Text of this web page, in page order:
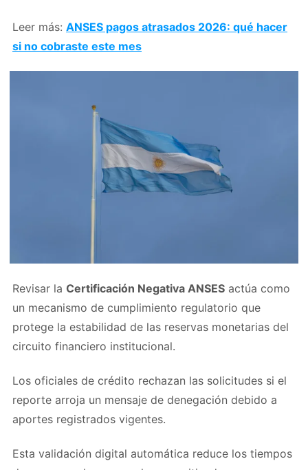
Leer más: ANSES pagos atrasados 2026: qué hacer
si no cobraste este mes
Revisar la Certificación Negativa ANSES actúa como
un mecanismo de cumplimiento regulatorio que
protege la estabilidad de las reservas monetarias del
circuito financiero institucional.
Los oficiales de crédito rechazan las solicitudes si el
reporte arroja un mensaje de denegación debido a
aportes registrados vigentes.
Esta validación digital automática reduce los tiempos